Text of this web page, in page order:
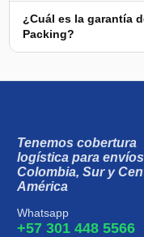
¿Cuál es la garantía
Packing?
Tenemos cobertura
logística para
Colombia, Sur y
América
Whatsapp
+57 301 448 5566